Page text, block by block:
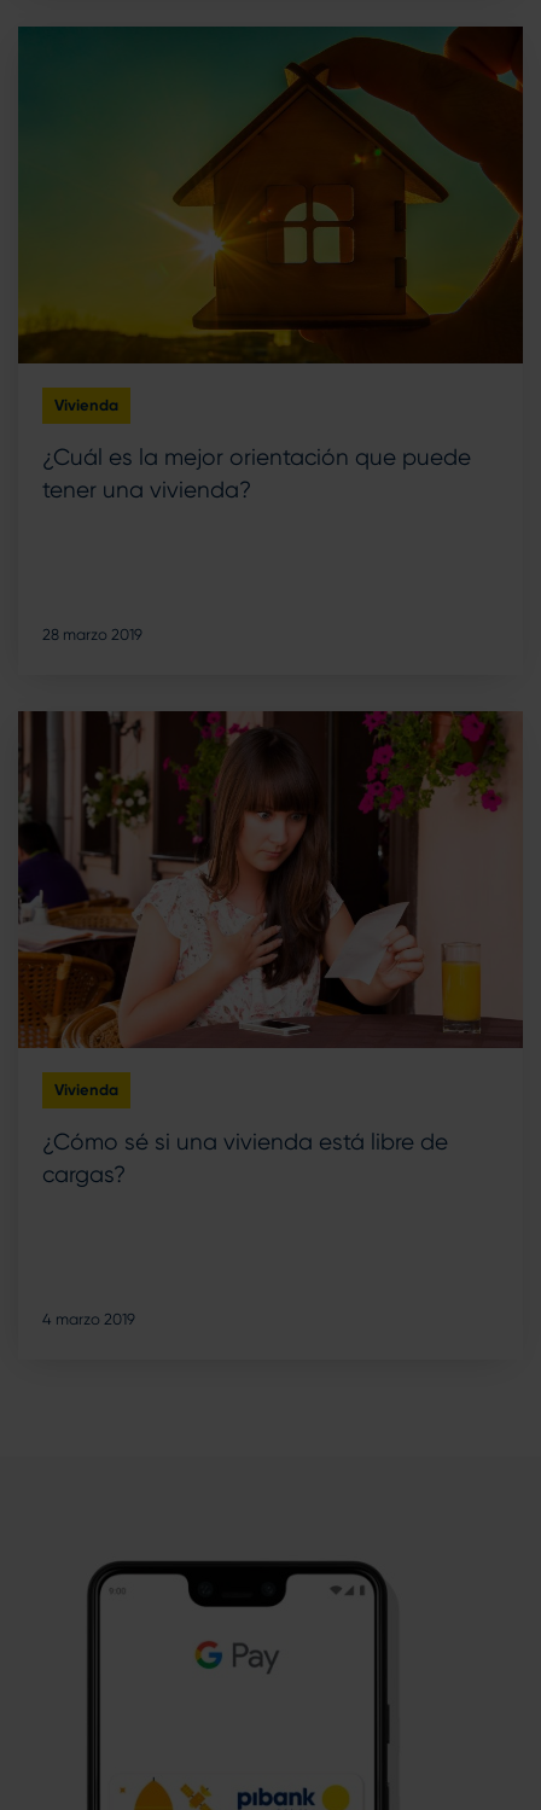
Vivienda
¿Cuál es la mejor orientación que puede
tener una vivienda?
28 marzo 2019
Vivienda
¿Cómo sé si una vivienda está libre de
cargas?
4 marzo 2019